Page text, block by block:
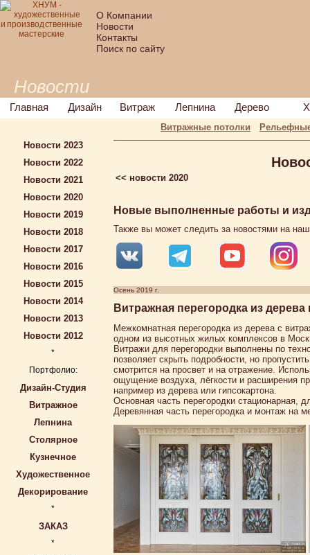
О Компании
Новости
Контакты
Поиск по сайту
Новости
Главная Дизайн Витраж Лепнина Дерево
Витражные потолки
Новости 2023
Новости 2022
Новости 2021
Новости 2020
Новости 2019
Новости 2018
Новости 2017
Новости 2016
Новости 2015
Новости 2014
Новости 2013
Новости 2012
*
Портфолио:
Дизайн-Студия
Витражное
Лепнина
Столярное
Кузнечное
Художественное
Декорирование
*
ЗАКАЗ
*
<< новости 2020
Новые выполненные работы и
Также вы может следить за новостями на
Осень 2019 г.
Витражная перегородка из
Межкомнатная перегородка из дерева с
одном из высотных жилых комплексов в
Витражи для перегородки выполнены по
позволяет скрыть подробности, но
смотрится на просвет и на отражение.
ощущение воздуха, лёгкости и расширения
например из дерева или гипсокартона.
Основная часть перегородки стационарная,
Деревянная часть перегородка и монтаж на